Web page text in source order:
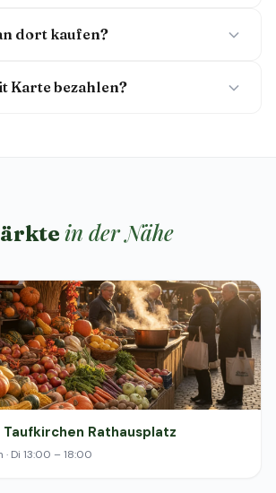
dort kaufen?
Karte bezahlen?
in der Nähe
Rathausplatz
· Di 13:00 – 18:00